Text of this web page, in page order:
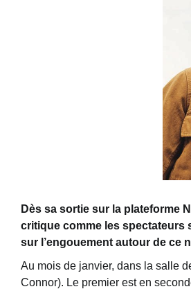
Dès sa sortie sur la plateforme
critique comme les spectateurs
sur l’engouement autour de ce
Au mois de janvier, dans la salle
Connor). Le premier esten